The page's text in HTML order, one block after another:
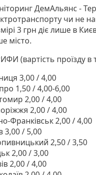
ДемАльянс -
чи не
3 грн діє лише в
місто.
(вартість проїзду в
3,00 / 4,00
1,50 / 4,00-6,00
2,00 / 4,00
2,00 / 4,00
Франківськ 2,00 / 4,00
3,00 / 5,00
2,50 / 3,50
2,00 / 3,00
2,00 / 4,00